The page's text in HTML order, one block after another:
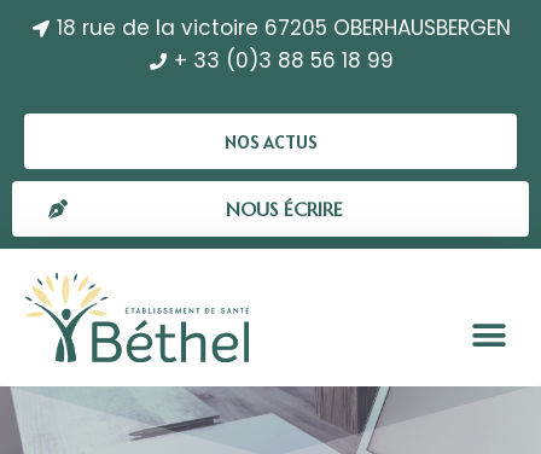
18 rue de la victoire 67205 OBERHAUSBERGEN
+ 33 (0)3 88 56 18 99
NOS ACTUS
NOUS ÉCRIRE